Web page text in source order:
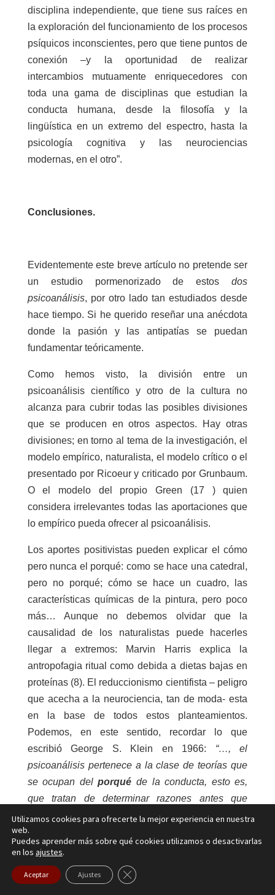
disciplina independiente, que tiene sus raíces en
la exploración del funcionamiento de los procesos
psíquicos inconscientes, pero que tiene puntos de
conexión –y la oportunidad de realizar
intercambios mutuamente enriquecedores con
toda una gama de disciplinas que estudian la
conducta humana, desde la filosofía y la
lingüística en un extremo del espectro, hasta la
psicología cognitiva y las neurociencias
modernas, en el otro”.
Conclusiones.
Evidentemente este breve artículo no pretende ser
un estudio pormenorizado de estosdos
psicoanálisis, por otro lado tan estudiados desde
hace tiempo. Si he querido reseñar una anécdota
donde la pasión y las antipatías se puedan
fundamentar teóricamente.
Como hemos visto, la división entre un
psicoanálisis científico y otro de la cultura no
alcanza para cubrir todas las posibles divisiones
que se producen en otros aspectos. Hay otras
divisiones; en torno al tema de la investigación, el
modelo empírico, naturalista, el modelo crítico o el
presentado por Ricoeur y criticado por Grunbaum.
O el modelo del propio Green (17 ) quien
considera irrelevantes todas las aportaciones que
lo empírico pueda ofrecer al psicoanálisis.
Los aportes positivistas pueden explicar el cómo
pero nunca el porqué: como se hace una catedral,
pero no porqué; cómo se hace un cuadro, las
características químicas de la pintura, pero poco
más… Aunque no debemos olvidar que la
causalidad de los naturalistas puede hacerles
llegar a extremos: Marvin Harris explica la
antropofagia ritual como debida a dietas bajas en
proteínas (8). El reduccionismo cientifista – peligro
que acecha a la neurociencia, tan de moda- esta
en la base de todos estos planteamientos.
Podemos, en este sentido, recordar lo que
escribió George S. Klein en 1966: “…, el
psicoanálisis pertenece a la clase de teorías que
se ocupan delporqué de la conducta, esto es,
que tratan de determinar razones antes que
causas, de decir que la conducta encierra un
cierto significado (…) Que significado, propósito,
intencionalidad – conscientes e inconscientes-
definen principios de regularidad que pueden
traducirse, pero no reducirse, a especificaciones
Utilizamos cookies para ofrecerte la mejor experiencia en nuestra
web.
Puedes aprender más sobre qué cookies utilizamos o desactivarlas
en los ajustes.
Aceptar Ajustes Cerrar el banner de cookies RGPD